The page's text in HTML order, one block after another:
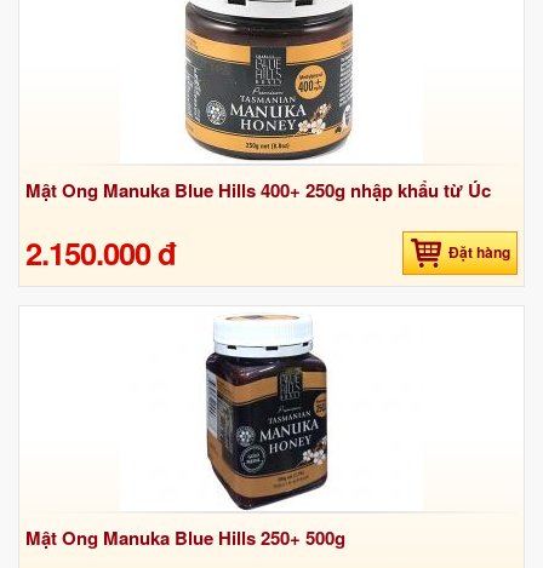
Mật Ong Manuka Blue Hills 400+ 250g nhập khẩu từ Úc
2.150.000 đ Đặt hàng
Mật Ong Manuka Blue Hills 250+ 500g